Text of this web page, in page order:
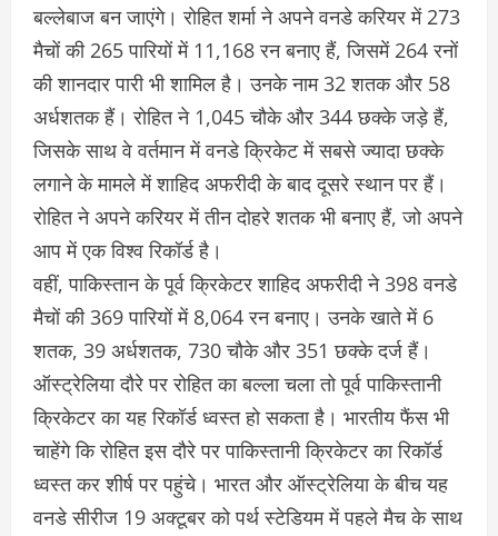
बल्लेबाज बन जाएंगे। रोहित शर्मा ने अपने वनडे करियर में 273
मैचों की 265 पारियों में 11,168 रन बनाए हैं, जिसमें 264 रनों
की शानदार पारी भी शामिल है। उनके नाम 32 शतक और 58
अर्धशतक हैं। रोहित ने 1,045 चौके और 344 छक्के जड़े हैं,
जिसके साथ वे वर्तमान में वनडे क्रिकेट में सबसे ज्यादा छक्के
लगाने के मामले में शाहिद अफरीदी के बाद दूसरे स्थान पर हैं।
रोहित ने अपने करियर में तीन दोहरे शतक भी बनाए हैं, जो अपने
आप में एक विश्व रिकॉर्ड है।
वहीं, पाकिस्तान के पूर्व क्रिकेटर शाहिद अफरीदी ने 398 वनडे
मैचों की 369 पारियों में 8,064 रन बनाए। उनके खाते में 6
शतक, 39 अर्धशतक, 730 चौके और 351 छक्के दर्ज हैं।
ऑस्ट्रेलिया दौरे पर रोहित का बल्ला चला तो पूर्व पाकिस्तानी
क्रिकेटर का यह रिकॉर्ड ध्वस्त हो सकता है। भारतीय फैंस भी
चाहेंगे कि रोहित इस दौरे पर पाकिस्तानी क्रिकेटर का रिकॉर्ड
ध्वस्त कर शीर्ष पर पहुंचे। भारत और ऑस्ट्रेलिया के बीच यह
वनडे सीरीज 19 अक्टूबर को पर्थ स्टेडियम में पहले मैच के साथ